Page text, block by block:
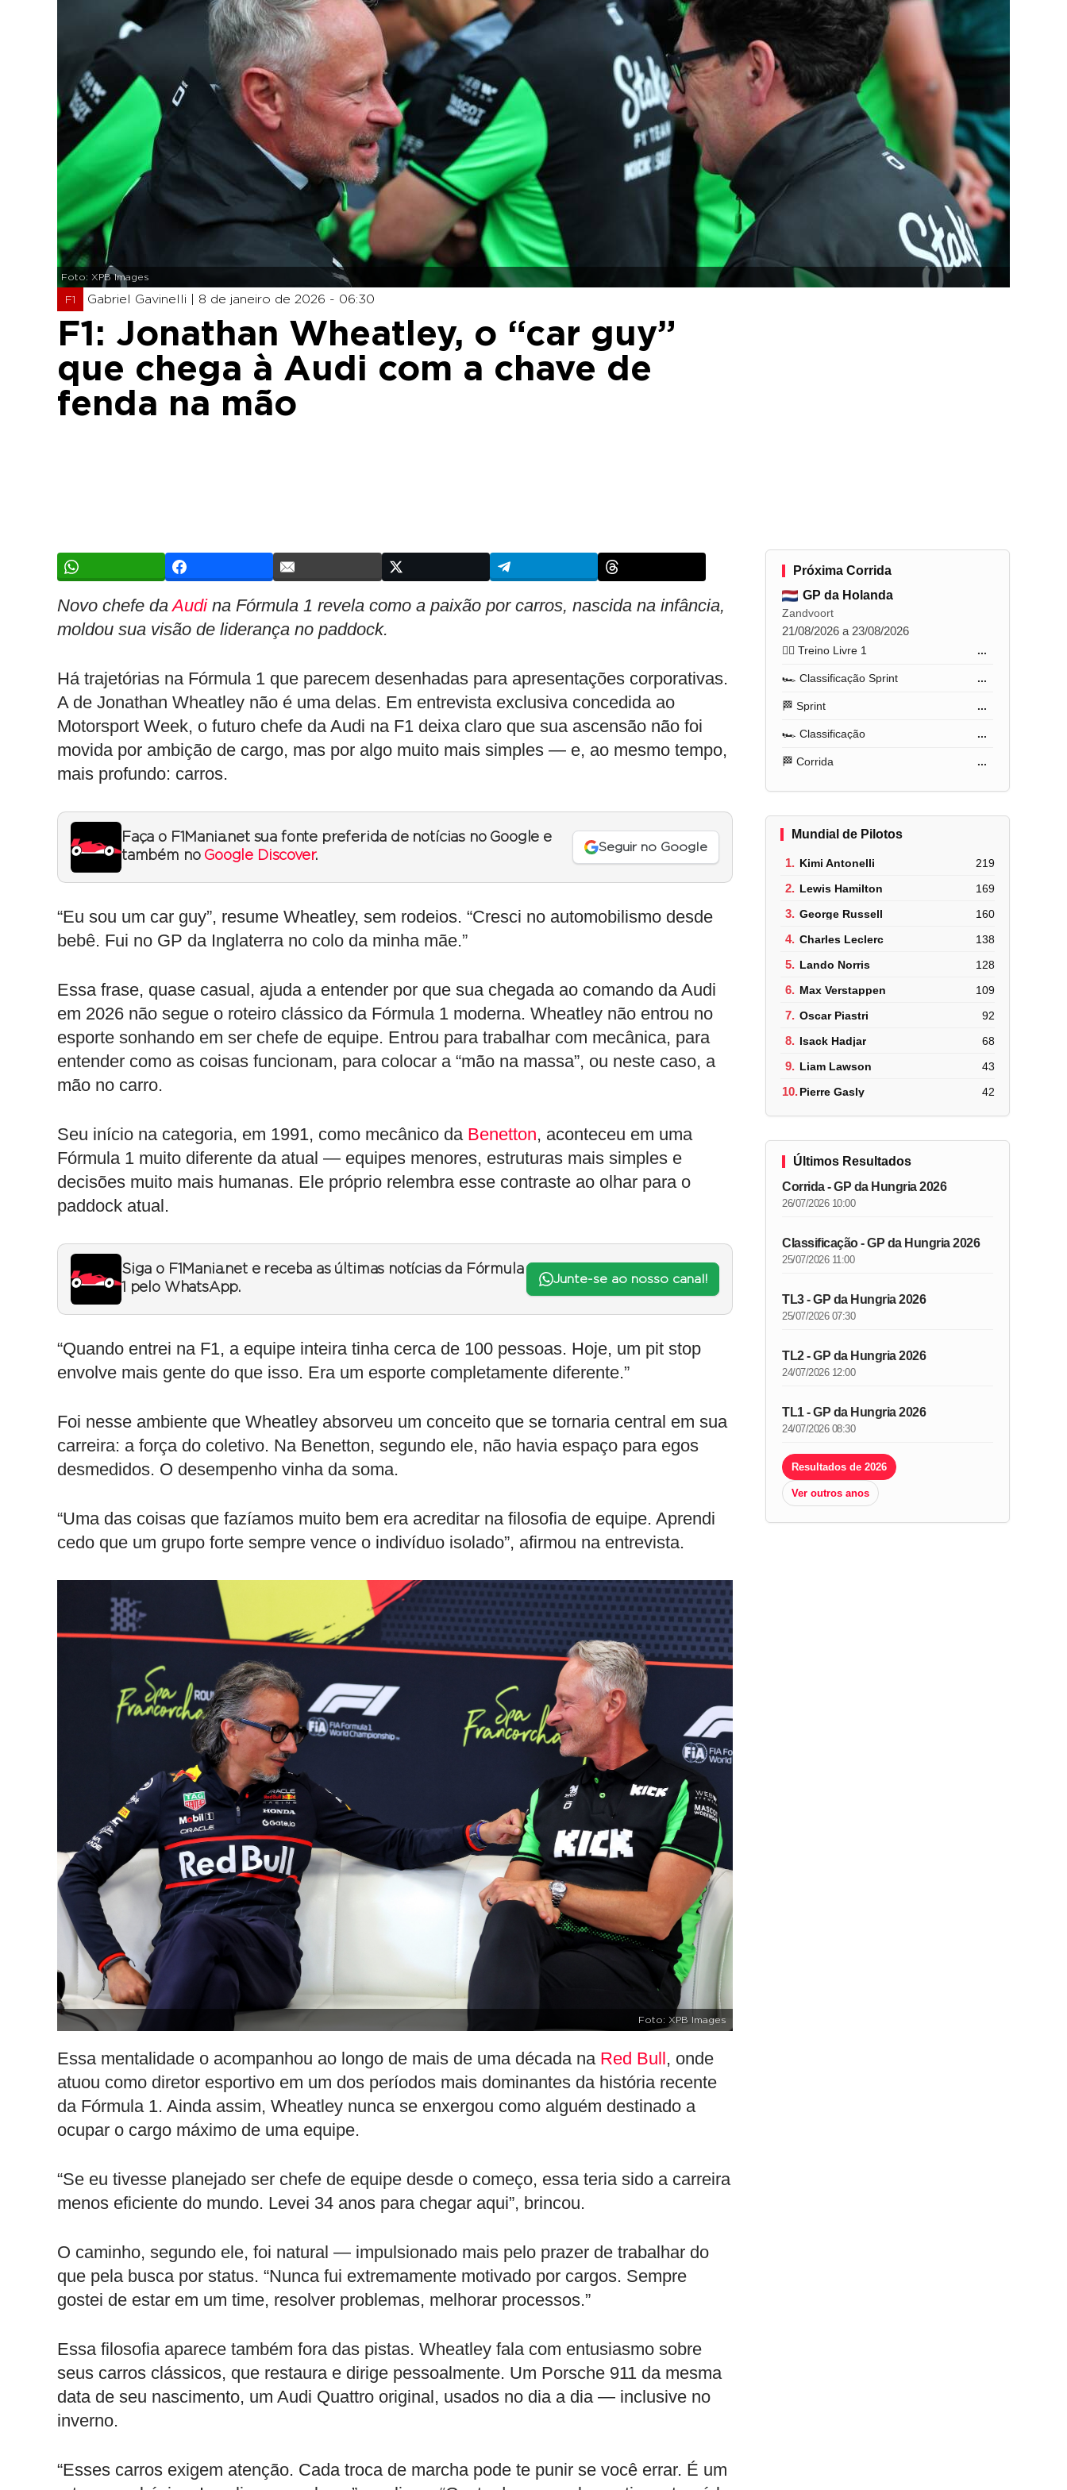
Foto: XPB Images
F1 Gabriel Gavinelli | 8 de janeiro de 2026 - 06:30
F1: Jonathan Wheatley, o “car guy”
que chega à Audi com a chave de
fenda na mão
Novo chefe daAudina Fórmula 1 revela como a paixão por carros, nascida na infância,
moldou sua visão de liderança no paddock.
Há trajetórias na Fórmula 1 que parecem desenhadas para apresentações corporativas.
A de Jonathan Wheatley não é uma delas. Em entrevista exclusiva concedida ao
Motorsport Week, o futuro chefe da Audi na F1 deixa claro que sua ascensão não foi
movida por ambição de cargo, mas por algo muito mais simples — e, ao mesmo tempo,
mais profundo: carros.
Faça o F1Mania.net sua fonte preferida de notícias no Google e
também no Google Discover.
Seguir no Google
“Eu sou um car guy”, resume Wheatley, sem rodeios. “Cresci no automobilismo desde
bebê. Fui no GP da Inglaterra no colo da minha mãe.”
Essa frase, quase casual, ajuda a entender por que sua chegada ao comando da Audi
em 2026 não segue o roteiro clássico da Fórmula 1 moderna. Wheatley não entrou no
esporte sonhando em ser chefe de equipe. Entrou para trabalhar com mecânica, para
entender como as coisas funcionam, para colocar a “mão na massa”, ou neste caso, a
mão no carro.
Seu início na categoria, em 1991, como mecânico da Benetton, aconteceu em uma
Fórmula 1 muito diferente da atual — equipes menores, estruturas mais simples e
decisões muito mais humanas. Ele próprio relembra esse contraste ao olhar para o
paddock atual.
Siga o F1Mania.net e receba as últimas notícias da Fórmula
1 pelo WhatsApp.
Junte-se ao nosso canal!
“Quando entrei na F1, a equipe inteira tinha cerca de 100 pessoas. Hoje, um pit stop
envolve mais gente do que isso. Era um esporte completamente diferente.”
Foi nesse ambiente que Wheatley absorveu um conceito que se tornaria central em sua
carreira: a força do coletivo. Na Benetton, segundo ele, não havia espaço para egos
desmedidos. O desempenho vinha da soma.
“Uma das coisas que fazíamos muito bem era acreditar na filosofia de equipe. Aprendi
cedo que um grupo forte sempre vence o indivíduo isolado”, afirmou na entrevista.
Foto: XPB Images
Essa mentalidade o acompanhou ao longo de mais de uma década na Red Bull, onde
atuou como diretor esportivo em um dos períodos mais dominantes da história recente
da Fórmula 1. Ainda assim, Wheatley nunca se enxergou como alguém destinado a
ocupar o cargo máximo de uma equipe.
“Se eu tivesse planejado ser chefe de equipe desde o começo, essa teria sido a carreira
menos eficiente do mundo. Levei 34 anos para chegar aqui”, brincou.
O caminho, segundo ele, foi natural — impulsionado mais pelo prazer de trabalhar do
que pela busca por status. “Nunca fui extremamente motivado por cargos. Sempre
gostei de estar em um time, resolver problemas, melhorar processos.”
Essa filosofia aparece também fora das pistas. Wheatley fala com entusiasmo sobre
seus carros clássicos, que restaura e dirige pessoalmente. Um Porsche 911 da mesma
data de seu nascimento, um Audi Quattro original, usados no dia a dia — inclusive no
inverno.
“Esses carros exigem atenção. Cada troca de marcha pode te punir se você errar. É um
Próxima Corrida
GP da Holanda
Zandvoort
21/08/2026 a 23/08/2026
🏋️‍♂️ Treino Livre 1 ...
🏎️ Classificação Sprint ...
🏁 Sprint ...
🏎️ Classificação ...
🏁 Corrida ...
Mundial de Pilotos
1. Kimi Antonelli 219
2. Lewis Hamilton 169
3. George Russell 160
4. Charles Leclerc 138
5. Lando Norris 128
6. Max Verstappen 109
7. Oscar Piastri 92
8. Isack Hadjar 68
9. Liam Lawson 43
10.Pierre Gasly 42
Últimos Resultados
Corrida - GP da Hungria 2026
26/07/2026 10:00
Classificação - GP da Hungria 2026
25/07/2026 11:00
TL3 - GP da Hungria 2026
25/07/2026 07:30
TL2 - GP da Hungria 2026
24/07/2026 12:00
TL1 - GP da Hungria 2026
24/07/2026 08:30
Resultados de 2026
Ver outros anos